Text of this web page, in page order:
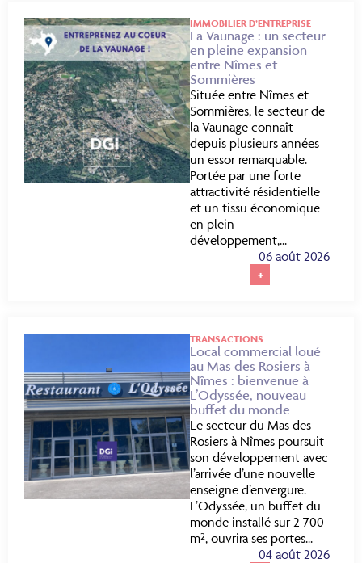
IMMOBILIER D’ENTREPRISE
La Vaunage : un secteur
en pleine expansion
entre Nîmes et
Sommières
Située entre Nîmes et
Sommières, le secteur de
la Vaunage connaît
depuis plusieurs années
un essor remarquable.
Portée par une forte
attractivité résidentielle
et un tissu économique
en plein
développement,...
06 août 2026
+
TRANSACTIONS
Local commercial loué
au Mas des Rosiers à
Nîmes : bienvenue à
L’Odyssée, nouveau
buffet du monde
Le secteur du Mas des
Rosiers à Nîmes poursuit
son développement avec
l’arrivée d’une nouvelle
enseigne d’envergure.
L’Odyssée, un buffet du
monde installé sur 2 700
m², ouvrira ses portes...
04 août 2026